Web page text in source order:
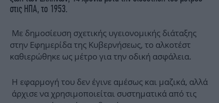
στις ΗΠΑ, το 1953.
Με δημοσίευση σχετικής υγειονομικής διάταξης
στην Εφημερίδα της Κυβερνήσεως, το αλκοτέστ
καθιερώθηκε ως μέτρο για την οδική ασφάλεια.
Η εφαρμογή του δεν έγινε αμέσως και μαζικά, αλλά
άρχισε να χρησιμοποιείται συστηματικά από τις